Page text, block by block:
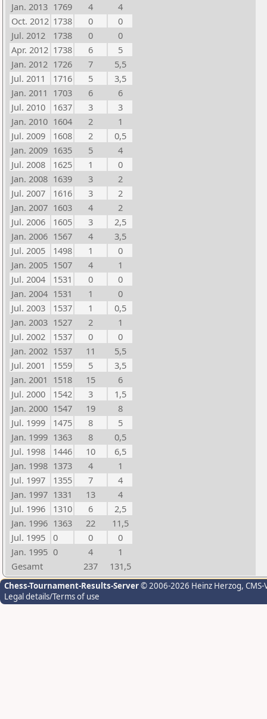
Jan. 2013 1769 4
4
Oct. 2012 1738 0
0
Jul. 2012
1738 0
0
Apr. 2012 1738 6
5
Jan. 2012 1726 7
5,5
Jul. 2011
1716 5
3,5
Jan. 2011 1703 6
6
Jul. 2010
1637 3
3
Jan. 2010 1604 2
1
Jul. 2009
1608 2
0,5
Jan. 2009 1635 5
4
Jul. 2008
1625 1
0
Jan. 2008 1639 3
2
Jul. 2007
1616 3
2
Jan. 2007 1603 4
2
Jul. 2006
1605 3
2,5
Jan. 2006 1567 4
3,5
Jul. 2005
1498 1
0
Jan. 2005 1507 4
1
Jul. 2004
1531 0
0
Jan. 2004 1531 1
0
Jul. 2003
1537 1
0,5
Jan. 2003 1527 2
1
Jul. 2002
1537 0
0
Jan. 2002 1537 11
5,5
Jul. 2001
1559 5
3,5
Jan. 2001 1518 15
6
Jul. 2000
1542 3
1,5
Jan. 2000 1547 19
8
Jul. 1999
1475 8
5
Jan. 1999 1363 8
0,5
Jul. 1998
1446 10
6,5
Jan. 1998 1373 4
1
Jul. 1997
1355 7
4
Jan. 1997 1331 13
4
Jul. 1996
1310 6
2,5
Jan. 1996 1363 22
11,5
Jul. 1995
0 0
0
Jan. 1995 0 4
1
Gesamt
237 131,5
Chess-Tournament-Results-Server© 2006-2026 Heinz Herzog,
Legal details/Terms of use